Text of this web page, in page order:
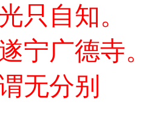
只自知。
遂宁广德
无分别